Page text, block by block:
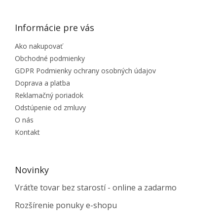
Informácie pre vás
Ako nakupovať
Obchodné podmienky
GDPR Podmienky ochrany osobných údajov
Doprava a platba
Reklamačný poriadok
Odstúpenie od zmluvy
O nás
Kontakt
Novinky
Vráťte tovar bez starostí - online a zadarmo
Rozšírenie ponuky e-shopu